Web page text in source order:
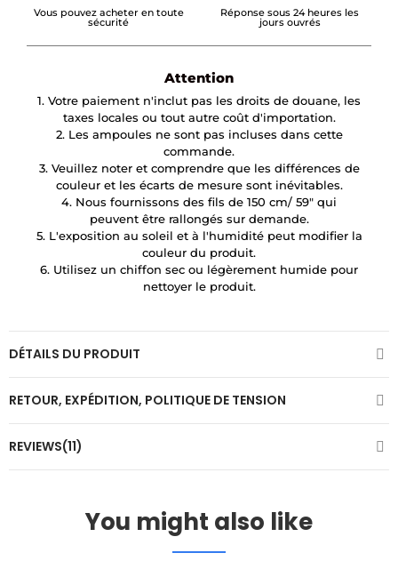
Vous pouvez acheter en toute
sécurité
Réponse sous 24 heures les
jours ouvrés
Attention
1. Votre paiement n'inclut pas les droits de douane, les
taxes locales ou tout autre coût d'importation.
2. Les ampoules ne sont pas incluses dans cette
commande.
3. Veuillez noter et comprendre que les différences de
couleur et les écarts de mesure sont inévitables.
4. Nous fournissons des fils de 150 cm/ 59″ qui
peuvent être rallongés sur demande.
5. L'exposition au soleil et à l'humidité peut modifier la
couleur du produit.
6. Utilisez un chiffon sec ou légèrement humide pour
nettoyer le produit.
DÉTAILS DU PRODUIT
RETOUR, EXPÉDITION, POLITIQUE DE TENSION
REVIEWS(11)
You might also like